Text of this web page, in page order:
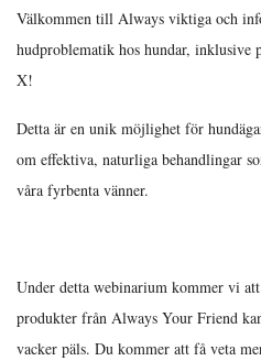
Välkommen till Always viktiga och
hudproblematik hos hundar, inklusive
X!
Detta är en unik möjlighet för
om effektiva, naturliga behandlingar
våra fyrbenta vänner.
Under detta webinarium kommer vi
produkter från Always Your Friend
vacker päls. Du kommer att få veta